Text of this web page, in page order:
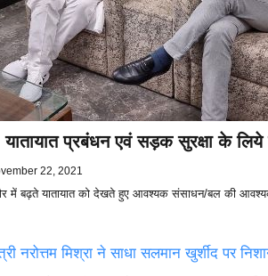
प्रबंधन एवं सड़क सुरक्षा के लिये
22, 2021
में बढ़ते यातायात को देखते हुए आवश्यक संसाधन/बल की